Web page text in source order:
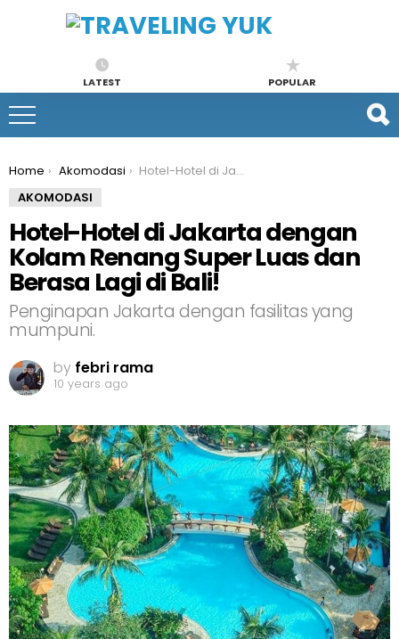
LATEST POPULAR
You are here:
Home Akomodasi
Hotel-Hotel di Jakarta dengan Kolam Renang Super Luas dan Berasa Lagi di Bali!
AKOMODASI
Hotel-Hotel di Jakarta dengan
Kolam Renang Super Luas dan
Berasa Lagi di Bali!
Penginapan Jakarta dengan fasilitas yang
mumpuni.
by febri rama
10 years ago